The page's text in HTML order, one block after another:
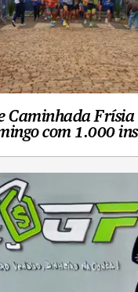
Caminhada Frísia
com 1.000